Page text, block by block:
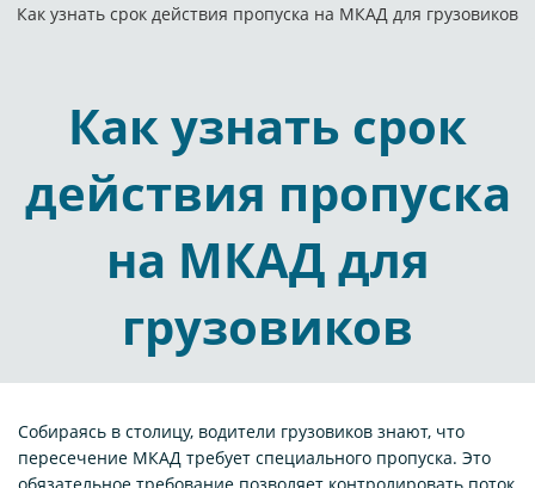
Как узнать срок действия пропуска на МКАД для грузовиков
Как узнать срок
действия пропуска
на МКАД для
грузовиков
Собираясь в столицу, водители грузовиков знают, что
пересечение МКАД требует специального пропуска. Это